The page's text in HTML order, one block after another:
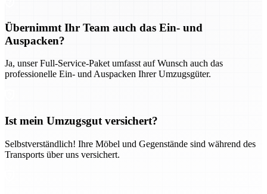
Übernimmt Ihr Team auch das Ein- und
Auspacken?
Ja, unser Full-Service-Paket umfasst auf Wunsch auch das
professionelle Ein- und Auspacken Ihrer Umzugsgüter.
Ist mein Umzugsgut versichert?
Selbstverständlich! Ihre Möbel und Gegenstände sind während des
Transports über uns versichert.